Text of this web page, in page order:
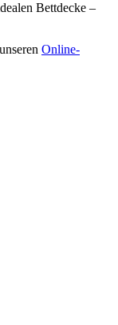
Bettdecke –
Online-